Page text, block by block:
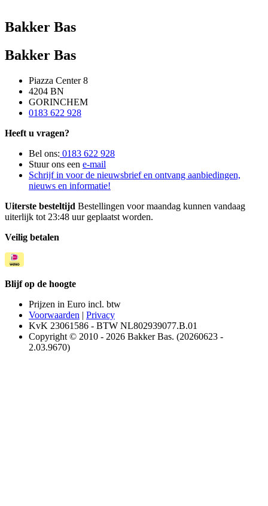
Bakker Bas
Bakker Bas
Piazza Center 8
4204 BN
GORINCHEM
0183 622 928
Heeft u vragen?
Bel ons: 0183 622 928
Stuur ons een e-mail
Schrijf in voor de nieuwsbrief en ontvang aanbiedingen,
nieuws en informatie!
Uiterste besteltijd Bestellingen voor maandag kunnen vandaag
uiterlijk tot 23:48 uur geplaatst worden.
Veilig betalen
Blijf op de hoogte
Prijzen in Euro incl. btw
Voorwaarden | Privacy
KvK 23061586 - BTW NL802939077.B.01
Copyright © 2010 - 2026 Bakker Bas. (20260623 -
2.03.9670)